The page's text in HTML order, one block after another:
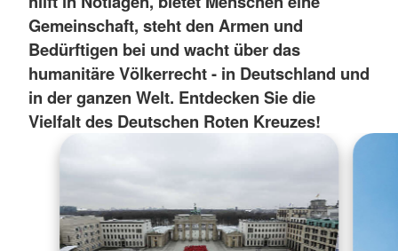
Gemeinschaft, steht den Armen und
Bedürftigen bei und wacht über das
humanitäre Völkerrecht - in Deutschland und
in der ganzen Welt. Entdecken Sie die
Vielfalt des Deutschen Roten Kreuzes!